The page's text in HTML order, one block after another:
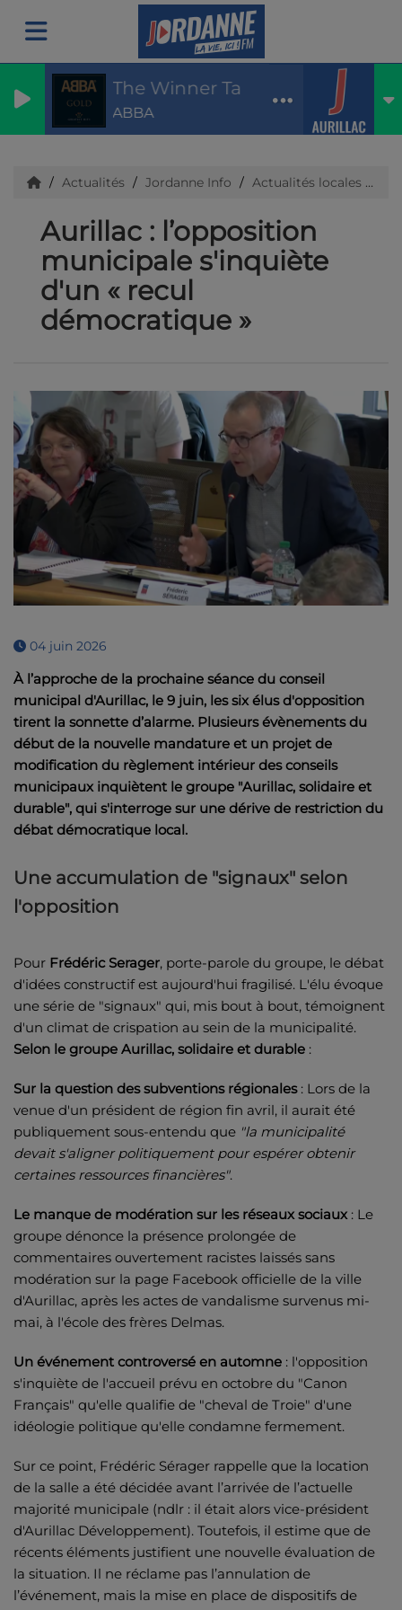
The Winner Takes It All
ABBA
Actualités Jordanne Info Actualités locales
Aurillac : l’opposition
municipale s'inquiète
d'un « recul
démocratique »
04 juin 2026
À l’approche de la prochaine séance du conseil
municipal d'Aurillac, le 9 juin, les six élus d'opposition
tirent la sonnette d’alarme. Plusieurs évènements du
début de la nouvelle mandature et un projet de
modification du règlement intérieur des conseils
municipaux inquiètent le groupe "Aurillac, solidaire et
durable", qui s'interroge sur une dérive de restriction du
débat démocratique local.
Une accumulation de "signaux" selon
l'opposition
Pour Frédéric Serager, porte-parole du groupe, le débat
d'idées constructif est aujourd'hui fragilisé. L'élu évoque
une série de "signaux" qui, mis bout à bout, témoignent
d'un climat de crispation au sein de la municipalité.
Selon le groupe Aurillac, solidaire et durable :
Sur la question des subventions régionales: Lors de la
venue d'un président de région fin avril, il aurait été
publiquement sous-entendu que "la municipalité
devait s'aligner politiquement pour espérer obtenir
certaines ressources financières".
Le manque de modération sur les réseaux sociaux: Le
groupe dénonce la présence prolongée de
commentaires ouvertement racistes laissés sans
modération sur la page Facebook officielle de la ville
d'Aurillac, après les actes de vandalisme survenus mi-
mai, à l'école des frères Delmas.
Un événement controversé en automne : l'opposition
s'inquiète de l'accueil prévu en octobre du "Canon
Français" qu'elle qualifie de "cheval de Troie" d'une
idéologie politique qu'elle condamne fermement.
Sur ce point, Frédéric Sérager rappelle que la location
de la salle a été décidée avant l’arrivée de l’actuelle
majorité municipale (ndlr : il était alors vice-président
d'Aurillac Développement). Toutefois, il estime que de
récents éléments justifient une nouvelle évaluation de
la situation. Il ne réclame pas l’annulation de
l’événement, mais la mise en place de dispositifs de